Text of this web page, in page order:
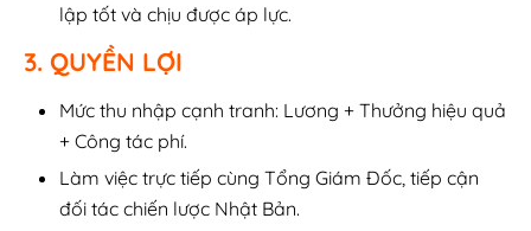
lập tốt và chịu được áp lực.
3. QUYỀN LỢI
Mức thu nhập cạnh tranh: Lương + Thưởng hiệu quả
+ Công tác phí.
Làm việc trực tiếp cùng Tổng Giám Đốc, tiếp cận
đối tác chiến lược Nhật Bản.